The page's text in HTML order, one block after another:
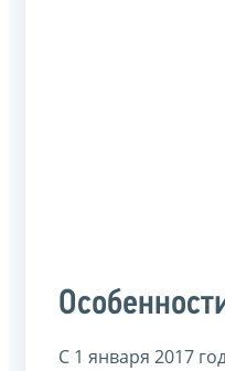
С 1 января 2017